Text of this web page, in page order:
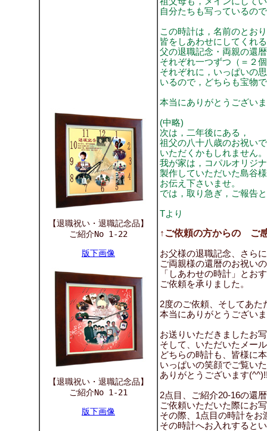
【退職祝い・退職記念品】
ご紹介No 1-22
版下画像
【退職祝い・退職記念品】
ご紹介No 1-21
版下画像
自分たちも写っているの
この時計は，名前のとお
皆をしあわせにしてくれ
父の退職記念・両親の還
それぞれ一つずつ（＝２
それぞれに，いっぱいの
いるので，どちらも宝物
本当にありがとうござい
(中略)
次は，二年後にある，
祖父の八十八歳のお祝い
いただくかもしれません。
我が家は，コパルオリジ
製作していただいた島谷
お伝え下さいませ。
では，取り急ぎ，ご報告
Tより
↑ご依頼の方からの ご
お父様の退職記念、さらに
ご両親様の還暦のお祝い
「しあわせの時計」とお
ご依頼を承りました。
2度のご依頼、そしてあた
本当にありがとうござい
お送りいただきましたお
そして、いただいたメー
どちらの時計も、皆様に
いっぱいの笑顔でご覧い
ありがとうございます
2点目、ご紹介20-16の還
ご依頼いただいた際にお
その際、1点目の時計を
その時計へお入れすると